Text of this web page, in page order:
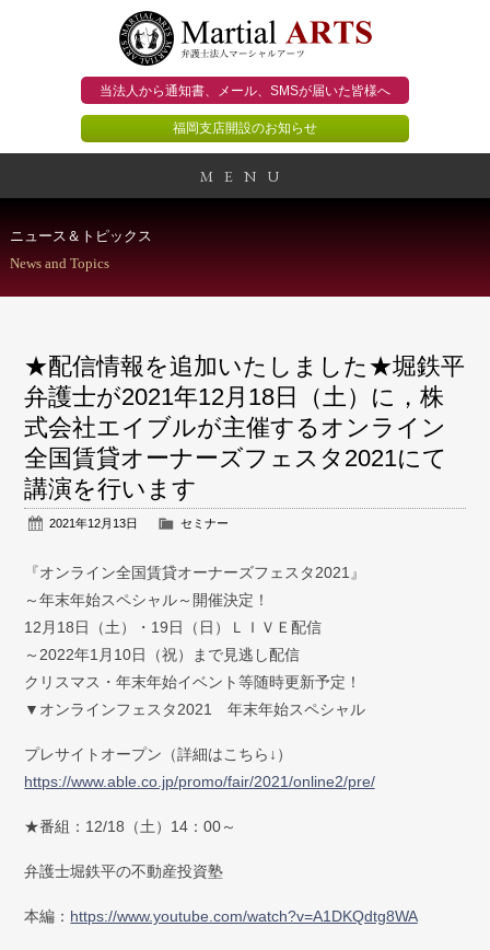
当法人から通知書、メール、 SMSが届いた皆様へ
福岡支店開設のお知らせ
MENU
事務所概要
個人のお客様
顧問契約のススメ
弁護士紹介
アクセス
採用情報
個人情報保護方針
ニュース＆トピックス
News and Topics
★配信情報を追加いたしました★堀鉄平
弁護士が2021年12月18日（土）に，株
式会社エイブルが主催するオンライン
全国賃貸オーナーズフェスタ2021にて
講演を行います
2021年12月13日 セミナー
『オンライン全国賃貸オーナーズフェスタ2021』
～年末年始スペシャル～開催決定！
12月18日（土）・19日（日）ＬＩＶＥ配信
～2022年1月10日（祝）まで見逃し配信
クリスマス・年末年始イベント等随時更新予定！
▼オンラインフェスタ2021 年末年始スペシャル
プレサイトオープン（詳細はこちら↓）
https://www.able.co.jp/promo/fair/2021/online2/pre/
★番組：12/18（土）14：00～
弁護士堀鉄平の不動産投資塾
本編： https://www.youtube.com/watch?v=A1DKQdtg8WA